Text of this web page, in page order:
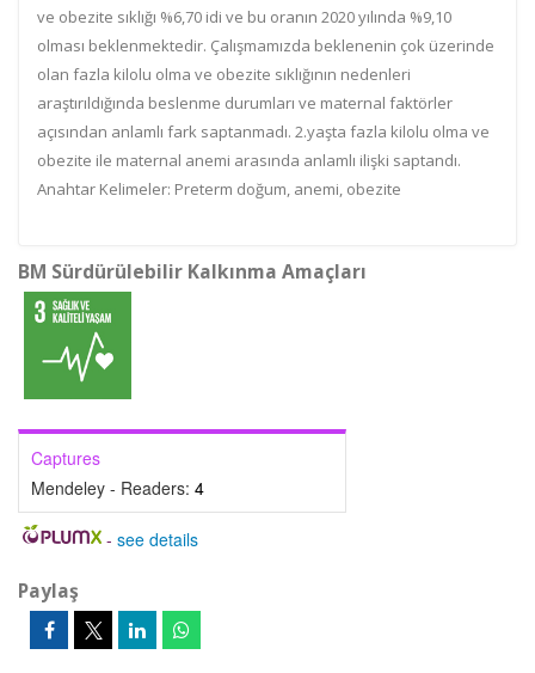
ve obezite sıklığı %6,70 idi ve bu oranın 2020 yılında %9,10
olması beklenmektedir. Çalışmamızda beklenenin çok üzerinde
olan fazla kilolu olma ve obezite sıklığının nedenleri
araştırıldığında beslenme durumları ve maternal faktörler
açısından anlamlı fark saptanmadı. 2.yaşta fazla kilolu olma ve
obezite ile maternal anemi arasında anlamlı ilişki saptandı.
Anahtar Kelimeler: Preterm doğum, anemi, obezite
BM Sürdürülebilir Kalkınma Amaçları
Captures
Mendeley - Readers: 4
- see details
Paylaş